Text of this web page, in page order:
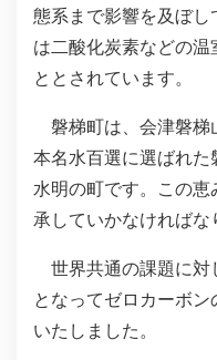
態系まで影響を及ぼし
は二酸化炭素などの温
ととされています。
磐梯町は、会津磐梯
本名水百選に選ばれ
水明の町です。この
承していかなければな
世界共通の課題に対
となってゼロカーボ
いたしました。​